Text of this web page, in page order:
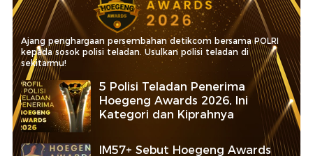
Ajang penghargaan persembahan detikcom bersama POLRI
kepada sosok polisi teladan. Usulkan polisi teladan di
sekitarmu!
5 Polisi Teladan Penerima
Hoegeng Awards 2026, Ini
Kategori dan Kiprahnya
IM57+ Sebut Hoegeng Awards